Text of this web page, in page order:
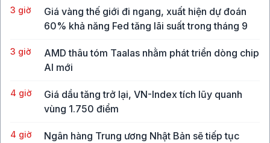
3 giờ
Giá vàng thế giới đi ngang, xuất hiện dự đoán
60% khả năng Fed tăng lãi suất trong tháng 9
3 giờ
AMD thâu tóm Taalas nhằm phát triển dòng chip
AI mới
4 giờ
Giá dầu tăng trở lại, VN-Index tích lũy quanh
vùng 1.750 điểm
4 giờ
Ngân hàng Trung ương Nhật Bản sẽ tiếp tục